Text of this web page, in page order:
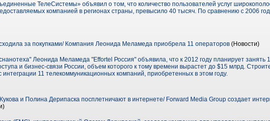
ТелеСистемы» объявил о том, что количество пользователей услуг
компанией в регионах страны, превысило 40 тысяч. По сравнению с 2006
за покупками/ Компания Леонида Меламеда приобрела 11 операторов (Новости)
Леонида Меламеда "Effortel Россия" объявила, что к 2012 году планирует занять
и бизнес-связи России, объем которого к тому времени вырастет до $15 млрд.
интеграции 11 телекоммуникационных компаний, приобретенных в этом году.
и Полина Дерипаска посплетничают в интернете/ Forward Media Group создает